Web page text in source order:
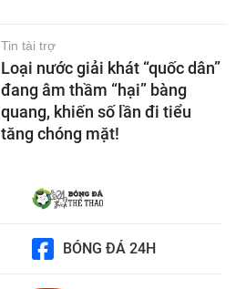
Tin tài trợ
Loại nước giải khát “quốc dân”
đang âm thầm “hại” bàng
quang, khiến số lần đi tiểu
tăng chóng mặt!
BÓNG ĐÁ 24H